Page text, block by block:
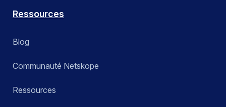
Ressources
Blog
Communauté Netskope
Ressources